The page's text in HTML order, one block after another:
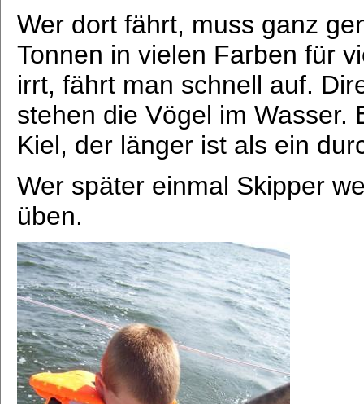
Wer dort fährt, muss ganz
Tonnen in vielen Farben für
irrt, fährt man schnell auf.
stehen die Vögel im Wasser.
Kiel, der länger ist als ein
Wer später einmal Skipper
üben.